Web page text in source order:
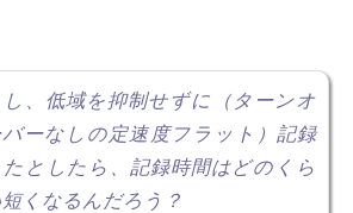
し、低域を抑制せずに（ターンオ
バーなしの定速度フラット）記録
たとしたら、記録時間はどのくら
短くなるんだろう？